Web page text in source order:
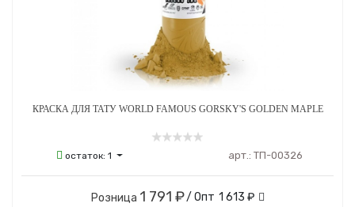
КРАСКА ДЛЯ ТАТУ WORLD FAMOUS GORSKY'S GOLDEN MAPLE
остаток:1 арт.: ТП-00326
Розница 1 791 ₽/ Опт 1 613 ₽